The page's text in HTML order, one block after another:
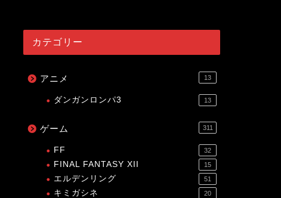
カテゴリー
アニメ 13
ダンガンロンパ3 13
ゲーム 311
FF 32
FINAL FANTASY XII 15
エルデンリング 51
キミガシネ 20